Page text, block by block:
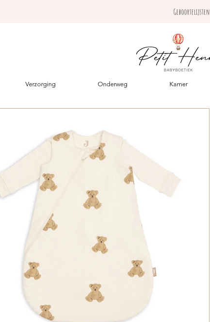
Geboortelijsten
Verzorging Onderweg Kamer